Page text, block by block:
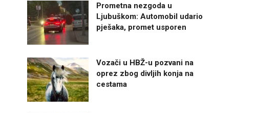
Prometna nezgoda u
Ljubuškom: Automobil udario
pješaka, promet usporen
Vozači u HBŽ-u pozvani na
oprez zbog divljih konja na
cestama